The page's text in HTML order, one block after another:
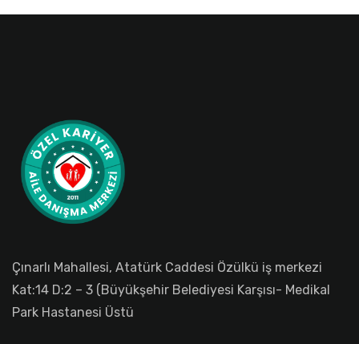
Çınarlı Mahallesi, Atatürk Caddesi Özülkü iş merkezi
Kat:14 D:2 – 3 (Büyükşehir Belediyesi Karşısı- Medikal
Park Hastanesi Üstü